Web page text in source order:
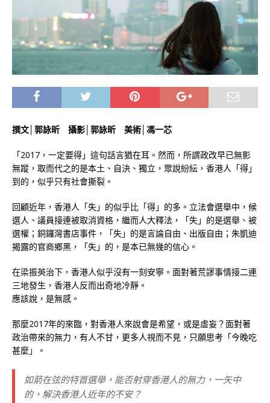
撰文│郭詠昕 攝影│郭詠昕 美術│馮一芯
「2017，一定要得」這句話言猶在耳。然而，所謂政改早已無影
無蹤，取而代之的是本土、自決、獨立，眾說紛紜，香港人「得」
到的，似乎只有社會撕裂。
回顧近年，香港人「失」的似乎比「得」的多。立法會選舉中，候
選人、議員接連被取消資格，繼而人大釋法，「失」的是選舉、被
選權；銅鑼灣書店事件，「失」的是言論自由、出版自由；朱凱迪
揭露的官商鄉黑，「失」的，是本已無幾的信心。
在梁振英治下，香港人似乎沒有一刻安寧。面對著荒謬事情接二連
三地發生，香港人反而出奇地冷靜。
應該說，是無感。
那麼2017年的來臨，對香港人來說會是希望，或是虛妄？面對著
政治帶來的無力，有人不甘，更多人視而不見，只願思考「今晚吃
甚麼」。
如箭在弦的特首選舉，能否射穿香港人的無力，一矢中
的，解決香港人近年的不安？